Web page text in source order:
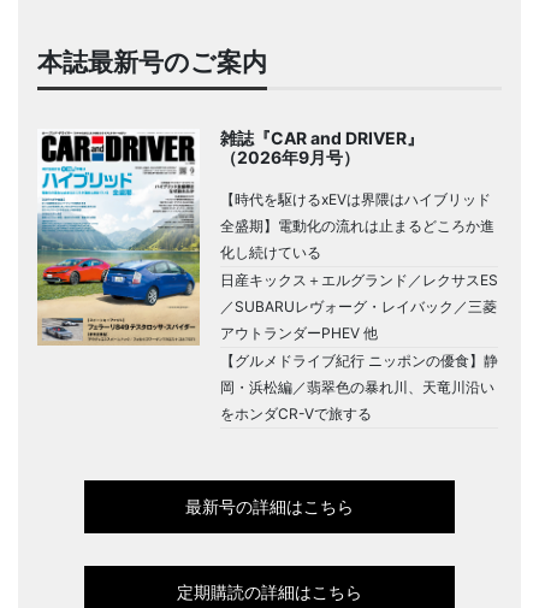
本誌最新号のご案内
雑誌『CAR and DRIVER』
（2026年9月号）
【時代を駆けるxEVは界隈はハイブリッド
全盛期】電動化の流れは止まるどころか進
化し続けている
日産キックス＋エルグランド／レクサスES
／SUBARUレヴォーグ・レイバック／三菱
アウトランダーPHEV 他
【グルメドライブ紀行 ニッポンの優食】静
岡・浜松編／翡翠色の暴れ川、天竜川沿い
をホンダCR-Vで旅する
最新号の詳細はこちら
定期購読の詳細はこちら